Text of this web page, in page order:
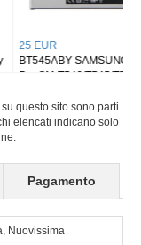
SAMSUNG Tab Active
T545/T547
questo sito sono parti
elencati indicano solo
Pagamento
Nuovissima